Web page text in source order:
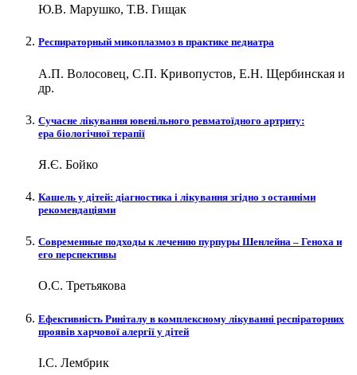
Ю.В. Марушко, Т.В. Гищак
Респираторный микоплазмоз в практике педиатра
А.П. Волосовец, С.П. Кривопустов, Е.Н. Щербинская и
др.
Сучасне лікування ювенільного ревматоїдного артриту:
ера біологічної терапії
Я.Є. Бойко
Кашель у дітей: діагностика і лікування згідно з останніми
рекомендаціями
Современные подходы к лечению пурпуры Шенлейна – Геноха и
его перспективы
О.С. Третьякова
Ефективність Риніталу в комплексному лікуванні респіраторних
проявів харчової алергії у дітей
І.С. Лембрик